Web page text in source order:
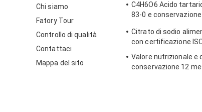
Chi siamo
Fatory Tour
Controllo di qualità
Contattaci
Mappa del sito
C4H6O6 Acido
83-0 e
Citrato di sodio
con certificazione
Valore nutrizionale e
conservazione 12